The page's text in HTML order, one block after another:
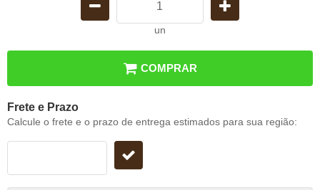
un
COMPRAR
Frete e Prazo
Calcule o frete e o prazo de entrega estimados para sua região: